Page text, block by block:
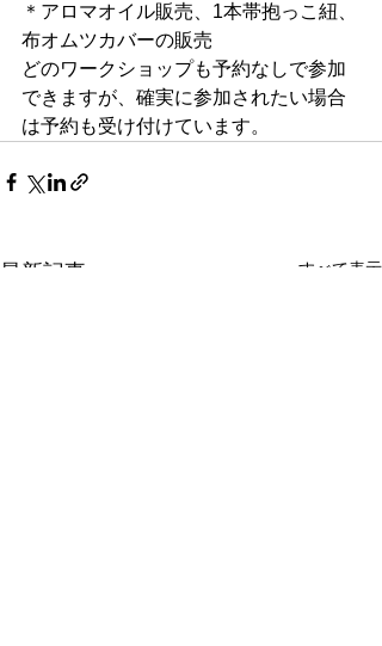
＊アロマオイル販売、1本帯抱っこ紐、
布オムツカバーの販売
どのワークショップも予約なしで参加
できますが、確実に参加されたい場合
は予約も受け付けています。
最新記事 すべて表示